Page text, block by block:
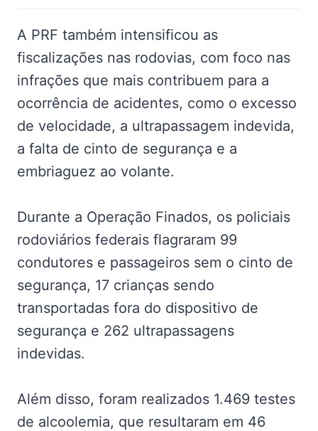
A PRF também intensificou as
fiscalizações nas rodovias, com foco nas
infrações que mais contribuem para a
ocorrência de acidentes, como o excesso
de velocidade, a ultrapassagem indevida,
a falta de cinto de segurança e a
embriaguez ao volante.
Durante a Operação Finados, os policiais
rodoviários federais flagraram 99
condutores e passageiros sem o cinto de
segurança, 17 crianças sendo
transportadas fora do dispositivo de
segurança e 262 ultrapassagens
indevidas.
Além disso, foram realizados 1.469 testes
de alcoolemia, que resultaram em 46